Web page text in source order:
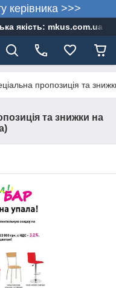
керівника >>>
якість: mkus.com.ua
пропозиція та
та знижки на